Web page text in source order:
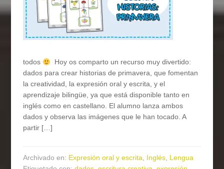
todos
Hoy os comparto un recurso muy divertido:
dados para crear historias de primavera, que fomentan
la creatividad, la expresión oral y escrita, y el
aprendizaje bilingüe, ya que está disponible tanto en
inglés como en castellano. El alumno lanza ambos
dados y observa las imágenes que le han tocado. A
partir […]
Archivado en: Expresión oral y escrita, Inglés, Lengua